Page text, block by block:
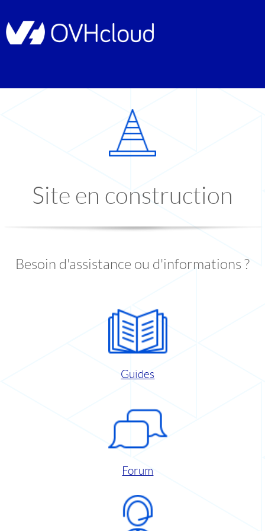
Site en construction
Besoin d'assistance ou d'informations ?
Guides
Forum